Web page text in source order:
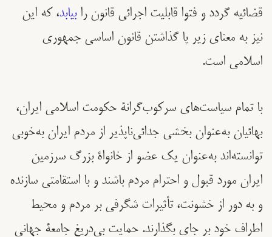
قضائیه گردد و فتوا قابلیت اجرائی قانون رابیابد، که این
نیز به معنای زیر پا گذاشتن قانون اساسی جمهوری
اسلامی است.
با تمام سیاست‌های سرکوب‌گرانۀ حکومت اسلامی ایران،
بهائیان به‌عنوان بخشی جدائی‌ناپذیر از مردم ایران به‌خوبی
توانسته‌اند به‌عنوان یک عضو از خانواۀ بزرگ سرزمین
ایران مورد قبول و احترام مردم باشند و با استقامتی سازنده
و به ‌دور از خشونت، تأثیرات شگرفی بر مردم و محیط
اطراف خود بر جای بگذارند. حمایت بی‌دریغ جامعۀ جهانی